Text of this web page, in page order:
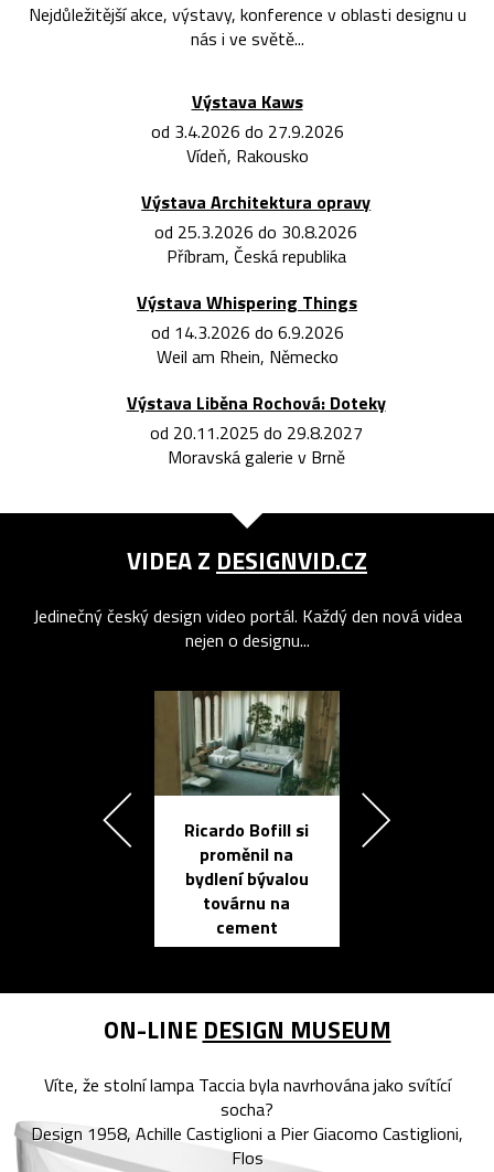
Nejdůležitější akce, výstavy, konference v oblasti designu u
nás i ve světě...
Výstava Kaws
od 3.4.2026 do 27.9.2026
Vídeň, Rakousko
Výstava Architektura opravy
od 25.3.2026 do 30.8.2026
Příbram, Česká republika
Výstava Whispering Things
od 14.3.2026 do 6.9.2026
Weil am Rhein, Německo
Výstava Liběna Rochová: Doteky
od 20.11.2025 do 29.8.2027
Moravská galerie v Brně
VIDEA Z DESIGNVID.CZ
Jedinečný český design video portál. Každý den nová videa
nejen o designu...
Ricardo Bofill si
proměnil na
bydlení bývalou
továrnu na
cement
ON-LINE DESIGN MUSEUM
Víte, že stolní lampa Taccia byla navrhována jako svítící
socha?
Design 1958, Achille Castiglioni a Pier Giacomo Castiglioni,
Flos